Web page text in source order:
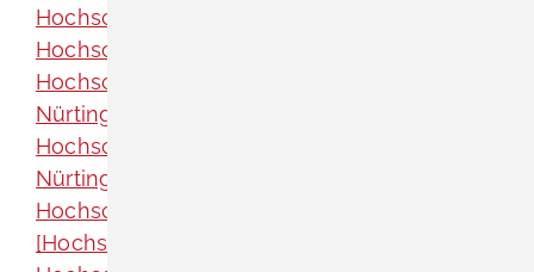
Hochschule für Rechtspflege Schwetzingen
Hochschule für Technik Stuttgart
Hochschule für Wirtschaft und Umwelt
Nürtingen-Geislingen, Standort Geislingen
Hochschule für Wirtschaft und Umwelt
Nürtingen-Geislingen, Standort Nürtingen
Hochschule Furtwangen eRechnung
[Hochschule Furtwangen]